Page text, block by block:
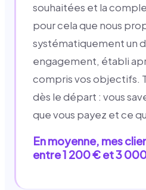
souhaitées et la
pour cela que nous
systématiquement un
engagement, établi
compris vos objectifs.
dès le départ : vous
que vous payez et ce
En moyenne, mes
entre 1 200 € et 3